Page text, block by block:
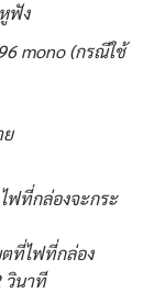
ฟัง
mono (กรณีใช้
ฟที่กล่องจะกระ
ที่ไฟที่กล่อง
วินาที